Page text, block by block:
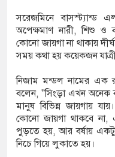
দই, মিষ্টি ও ঘি
নারী মাদক কারবারি
​সরেজমিনে বাসস্ট্যান্ড
অপেক্ষমাণ নারী, শিশু ও
কোনো জায়গা না থাকায়
সময় কথা হয় কয়েকজন
নিজাম মন্ডল নামের এক
বলেন, ​"সিংড়া এখন অনেক
মানুষ বিভিন্ন জায়গায়
কোনো জায়গা থাকবে না,
পুড়তে হয়, আর বর্ষায়
নিচে গিয়ে লুকাতে হয়।